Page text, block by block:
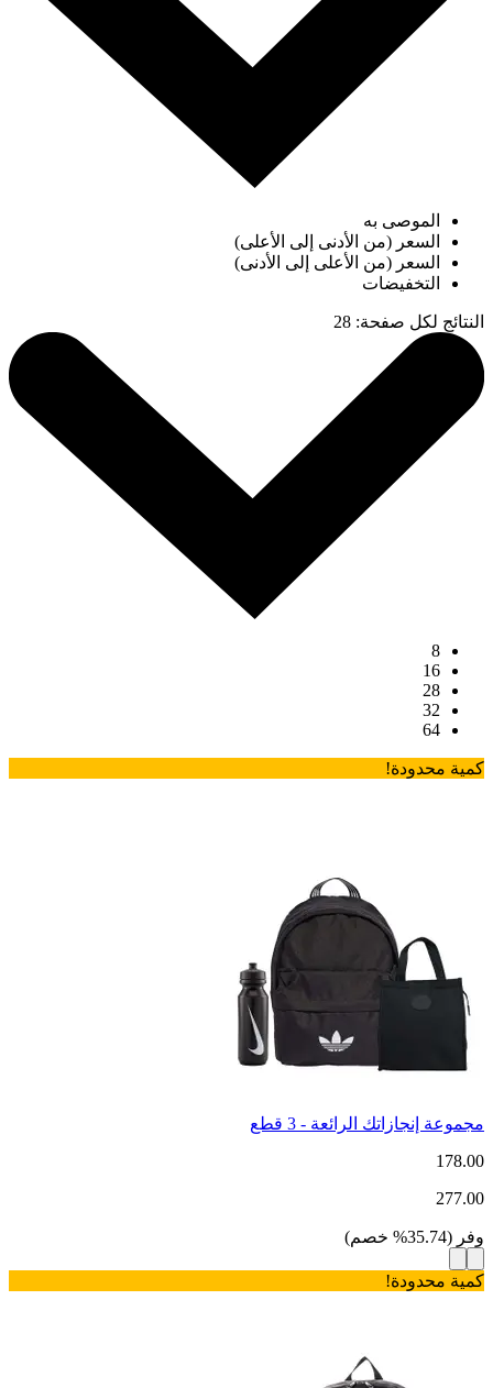
الموصى به
السعر (من الأدنى إلى الأعلى)
السعر (من الأعلى إلى الأدنى)
التخفيضات
النتائج لكل صفحة:
28
8
16
28
32
64
كمية محدودة!
مجموعة إنجازاتك الرائعة - 3 قطع
178.00
277.00
وفر (
35.74
% خصم)
كمية محدودة!